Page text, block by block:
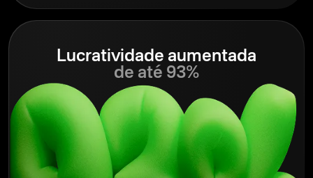
Lucratividade aumentada
de até 93%